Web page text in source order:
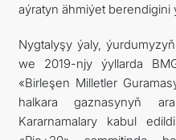
aýratyn ähmiýet berendigini
Nygtalyşy ýaly,
we 2019-njy ýyllarda
«Birleşen Milletler
halkara gaznasynyň
Kararnamalary kabul